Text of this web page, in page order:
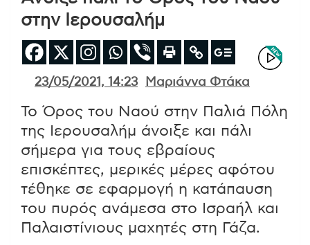
στην Ιερουσαλήμ
23/05/2021, 14:23 Μαριάννα Φτάκα
Το Όρος του Ναού στην Παλιά Πόλη
της Ιερουσαλήμ άνοιξε και πάλι
σήμερα για τους εβραίους
επισκέπτες, μερικές μέρες αφότου
τέθηκε σε εφαρμογή η κατάπαυση
του πυρός ανάμεσα στο Ισραήλ και
Παλαιστίνιους μαχητές στη Γάζα.